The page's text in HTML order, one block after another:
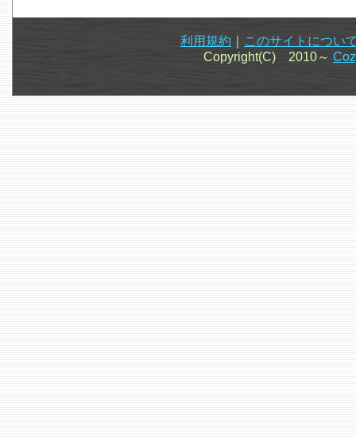
利用規約
このサイトについ
Copyright(C) 2010～